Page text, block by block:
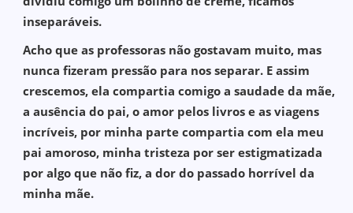
inseparáveis.
Acho que as professoras não gostavam muito, mas
nunca fizeram pressão para nos separar. E assim
crescemos, ela compartia comigo a saudade da mãe,
a ausência do pai, o amor pelos livros e as viagens
incríveis, por minha parte compartia com ela meu
pai amoroso, minha tristeza por ser estigmatizada
por algo que não fiz, a dor do passado horrível da
minha mãe.